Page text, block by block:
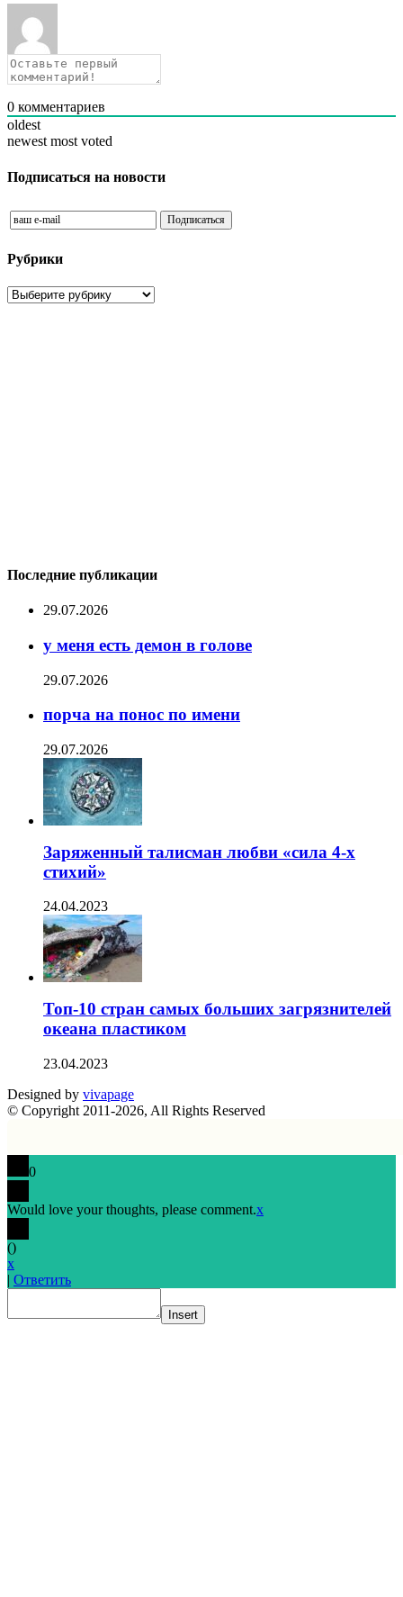
0 комментариев
oldest
newest most voted
Подписаться на новости
Рубрики
Рубрики
Последние публикации
29.07.2026
у меня есть демон в голове
29.07.2026
порча на понос по имени
29.07.2026
Заряженный талисман любви «сила 4-х
стихий»
24.04.2023
Топ-10 стран самых больших загрязнителей
океана пластиком
23.04.2023
Designed by vivapage
© Copyright 2011-2026, All Rights Reserved
0
Would love your thoughts, please comment.x
()
x
| Ответить
Insert